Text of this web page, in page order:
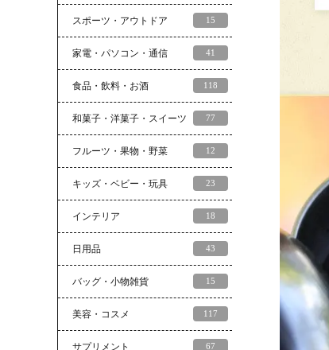
スポーツ・アウトドア 15
家電・パソコン・通信 41
食品・飲料・お酒 118
和菓子・洋菓子・スイーツ 77
フルーツ・果物・野菜 12
キッズ・ベビー・玩具 23
インテリア 18
日用品 43
バッグ・小物雑貨 15
美容・コスメ 117
サプリメント 67